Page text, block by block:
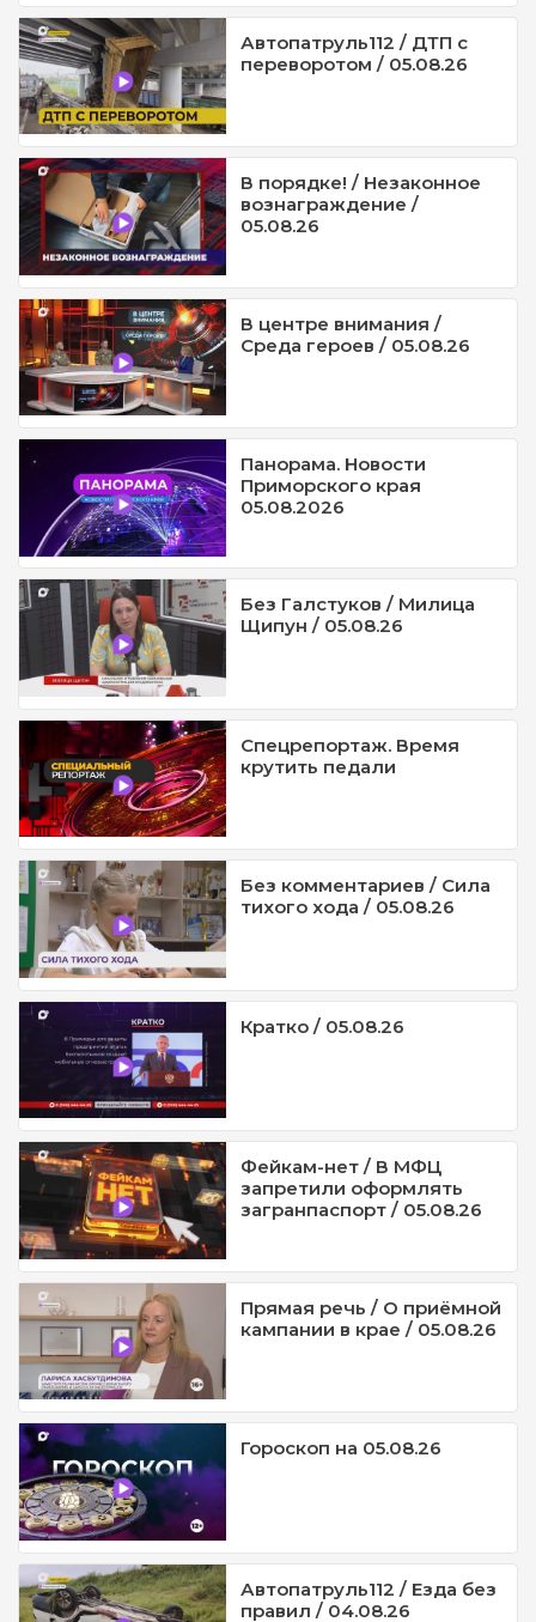
Автопатруль112 / ДТП с
переворотом / 05.08.26
В порядке! / Незаконное
вознаграждение /
05.08.26
В центре внимания /
Среда героев / 05.08.26
Панорама. Новости
Приморского края
05.08.2026
Без Галстуков / Милица
Щипун / 05.08.26
Спецрепортаж. Время
крутить педали
Без комментариев / Сила
тихого хода / 05.08.26
Кратко / 05.08.26
Фейкам-нет / В МФЦ
запретили оформлять
загранпаспорт / 05.08.26
Прямая речь / О приёмной
кампании в крае / 05.08.26
Гороскоп на 05.08.26
Автопатруль112 / Езда без
правил / 04.08.26